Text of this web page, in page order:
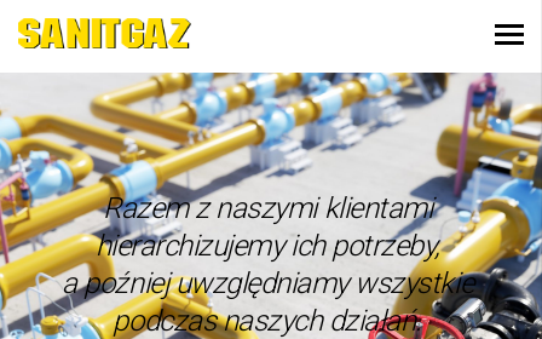
Razem z naszymi klientami
hierarchizujemy ich potrzeby,
a poźniej uwzględniamy wszystkie
podczas naszych działań.